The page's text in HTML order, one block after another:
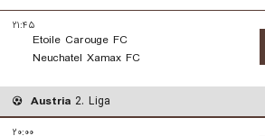
۲۱:۴۵
Etoile Carouge FC
Neuchatel Xamax FC
Austria 2. Liga
۲۰:۰۰